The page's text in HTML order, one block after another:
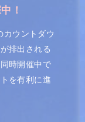
！
カウントダウ
排出される
時開催中で
を有利に進